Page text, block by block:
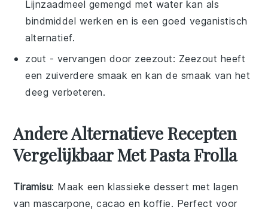
Lijnzaadmeel gemengd met water kan als
bindmiddel werken en is een goed veganistisch
alternatief.
zout - vervangen door zeezout: Zeezout heeft
een zuiverdere smaak en kan de smaak van het
deeg verbeteren.
Andere Alternatieve Recepten
Vergelijkbaar Met Pasta Frolla
Tiramisu: Maak een klassieke dessert met lagen
vanmascarpone,cacao en koffie. Perfect voor